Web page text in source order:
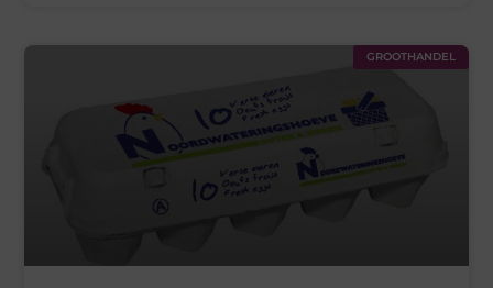
GROOTHANDEL